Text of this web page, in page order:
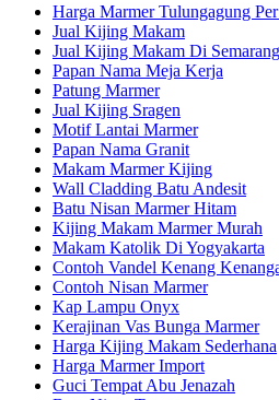
Harga Marmer Tulungagung
Jual Kijing Makam
Jual Kijing Makam Di Semarang
Papan Nama Meja Kerja
Patung Marmer
Jual Kijing Sragen
Motif Lantai Marmer
Papan Nama Granit
Makam Marmer Kijing
Wall Cladding Batu Andesit
Batu Nisan Marmer Hitam
Kijing Makam Marmer Murah
Makam Katolik Di Yogyakarta
Contoh Vandel Kenang
Contoh Nisan Marmer
Kap Lampu Onyx
Kerajinan Vas Bunga Marmer
Harga Kijing Makam Sederhana
Harga Marmer Import
Guci Tempat Abu Jenazah